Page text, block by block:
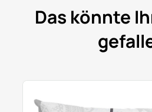
Das könnte